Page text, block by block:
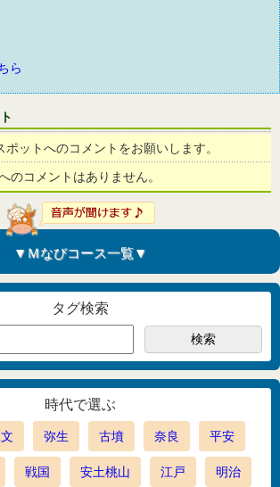
ら
ポットへのコメントをお願いします。
のコメントはありません。
▼Ｍなびコース一覧▼
タグ検索
時代で選ぶ
弥生 古墳 奈良 平安
戦国 安土桃山 江戸 明治